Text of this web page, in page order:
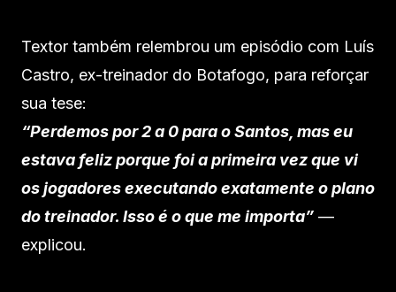
Textor também relembrou um episódio com Luís
Castro, ex-treinador do Botafogo, para reforçar
sua tese:
“Perdemos por 2 a 0 para o Santos, mas eu
estava feliz porque foi a primeira vez que vi
os jogadores executando exatamente o plano
do treinador. Isso é o que me importa” —
explicou.